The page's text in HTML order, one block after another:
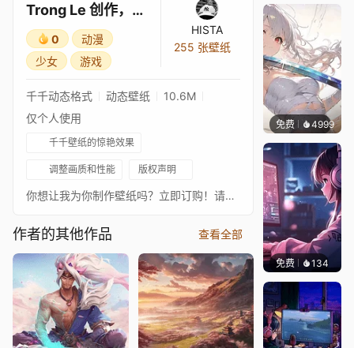
Trong Le 创作，
4K
0
动漫
少女
游戏
HISTA
255 张壁纸
千千动态格式 动态壁纸
10.6M
仅个人使用
千千壁纸的惊艳效果
调整画质和性能 版权声明
你想让我为你制作壁纸吗？立即订购！请务必关注以下艺术家，欣赏更多精彩作品！❊ 支持作者：https://www.artstation.com/daole• https://www.facebook.com/daole.art♪ Audiomachine - Knights and Lords❧ 你可以在这里关注我：• Twitter • YouTube • Reddit • ArtStation[www.artstation.com]
作者的其他作品 查看全部
免费 4999
免费 134